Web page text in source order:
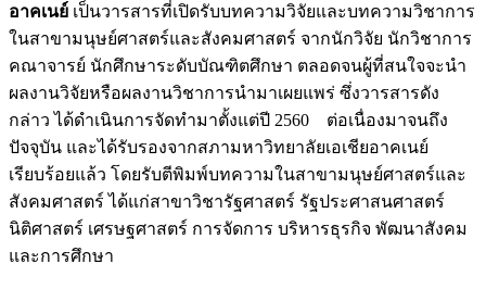
อาคเนย์ เป็นวารสารที่เปิดรับบทความวิจัยและบทความวิชาการ
ในสาขามนุษย์ศาสตร์และสังคมศาสตร์ จากนักวิจัย นักวิชาการ
คณาจารย์ นักศึกษาระดับบัณฑิตศึกษา ตลอดจนผู้ที่สนใจจะนำ
ผลงานวิจัยหรือผลงานวิชาการนำมาเผยแพร่ ซึ่งวารสารดัง
กล่าว ได้ดำเนินการจัดทำมาตั้งแต่ปี 2560 ต่อเนื่องมาจนถึง
ปัจจุบัน และได้รับรองจากสภามหาวิทยาลัยเอเชียอาคเนย์
เรียบร้อยแล้ว โดยรับตีพิมพ์บทความในสาขามนุษย์ศาสตร์และ
สังคมศาสตร์ ได้แก่สาขาวิชารัฐศาสตร์ รัฐประศาสนศาสตร์
นิติศาสตร์ เศรษฐศาสตร์ การจัดการ บริหารธุรกิจ พัฒนาสังคม
และการศึกษา